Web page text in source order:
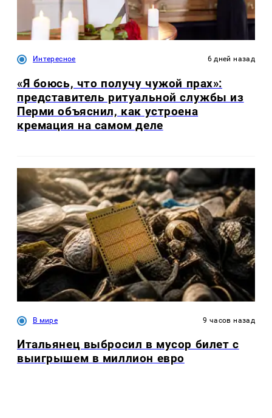
Интересное 6 дней назад
«Я боюсь, что получу чужой прах»:
представитель ритуальной службы из
Перми объяснил, как устроена
кремация на самом деле
В мире 9 часов назад
Итальянец выбросил в мусор билет с
выигрышем в миллион евро